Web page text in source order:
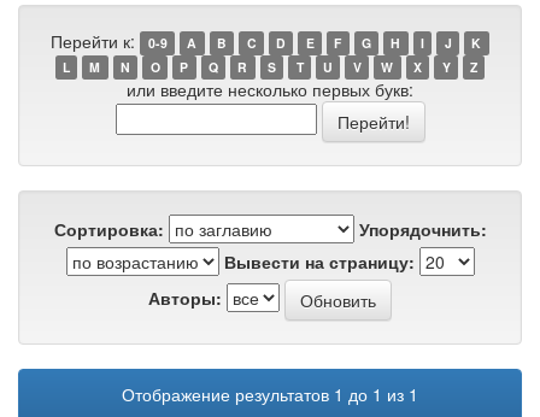
Перейти к: 0-9 A B C D E F G H I J
K
L
M N O P Q R S T U V W X Y Z
или введите несколько первых букв:
Сортировка:
Упорядочнить:
Вывести на страницу:
Авторы:
Отображение результатов 1 до 1 из 1